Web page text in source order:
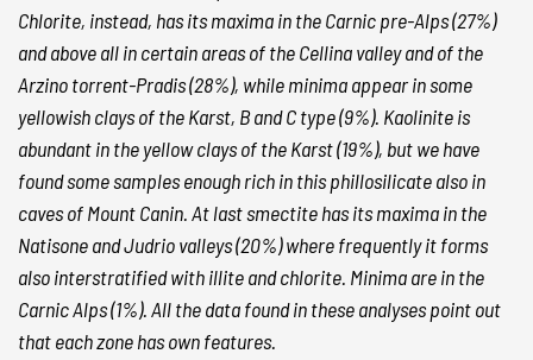
Chlorite, instead, has its maxima in the Carnic pre-Alps (27%)
and above all in certain areas of the Cellina valley and of the
Arzino torrent-Pradis (28%), while minima appear in some
yellowish clays of the Karst, B and C type (9%). Kaolinite is
abundant in the yellow clays of the Karst (19%), but we have
found some samples enough rich in this phillosilicate also in
caves of Mount Canin. At last smectite has its maxima in the
Natisone and Judrio valleys (20%) where frequently it forms
also interstratified with illite and chlorite. Minima are in the
Carnic Alps (1%). All the data found in these analyses point out
that each zone has own features.